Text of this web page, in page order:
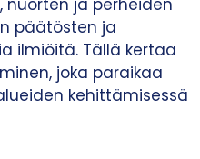
ja perheiden
päätösten ja
ilmiöitä. Tällä kertaa
joka paraikaa
kehittämisessä